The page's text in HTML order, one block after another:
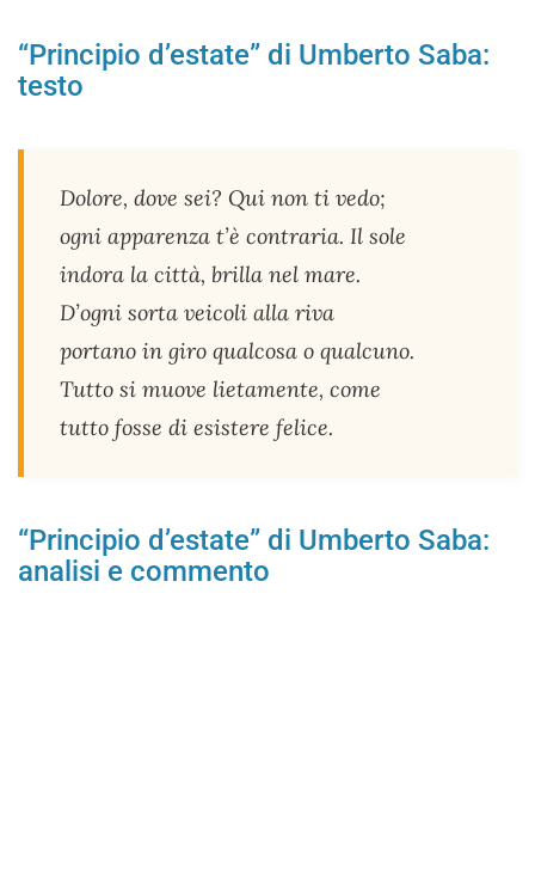
“Principio d’estate” di Umberto Saba:
testo
Dolore, dove sei? Qui non ti vedo;
ogni apparenza t’è contraria. Il sole
indora la città, brilla nel mare.
D’ogni sorta veicoli alla riva
portano in giro qualcosa o qualcuno.
Tutto si muove lietamente, come
tutto fosse di esistere felice.
“Principio d’estate” di Umberto Saba:
analisi e commento